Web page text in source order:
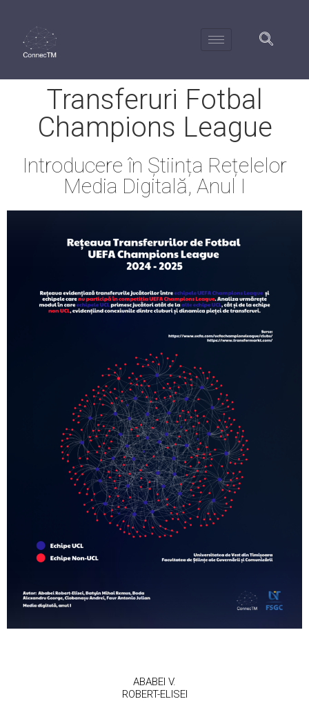
Transferuri Fotbal
Champions League
Introducere în Știința Rețelelor
Media Digitală, Anul I
ABABEI V.
ROBERT-ELISEI